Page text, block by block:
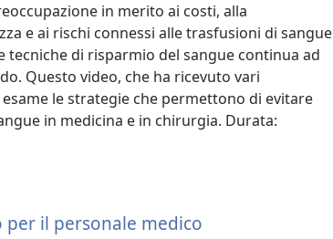
in merito ai costi, alla
e ai rischi connessi alle trasfusioni di sangue
tecniche di risparmio del sangue continua ad
Questo video, che ha ricevuto vari
le strategie che permettono di evitare
in medicina e in chirurgia. Durata:
il personale medico